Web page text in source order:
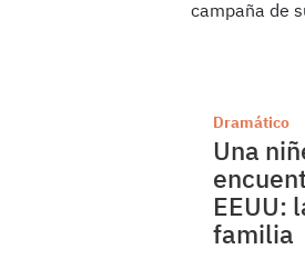
Dramático
Una
EEUU:
familia